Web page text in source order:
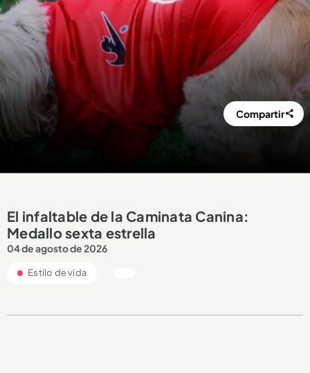
Compartir
El infaltable de la Caminata Canina:
Medallo sexta estrella
04 de agosto de 2026
Estilo de vida